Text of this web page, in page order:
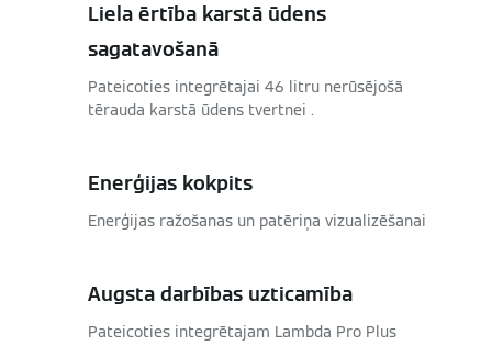
Liela ērtība karstā ūdens
sagatavošanā
Pateicoties integrētajai 46 litru nerūsējošā
tērauda karstā ūdens tvertnei .
Enerģijas kokpits
Enerģijas ražošanas un patēriņa vizualizēšanai
Augsta darbības uzticamība
Pateicoties integrētajam Lambda Pro Plus